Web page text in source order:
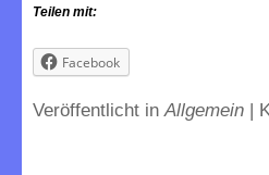
Teilen mit:
Facebook
Veröffentlicht inAllgemein |